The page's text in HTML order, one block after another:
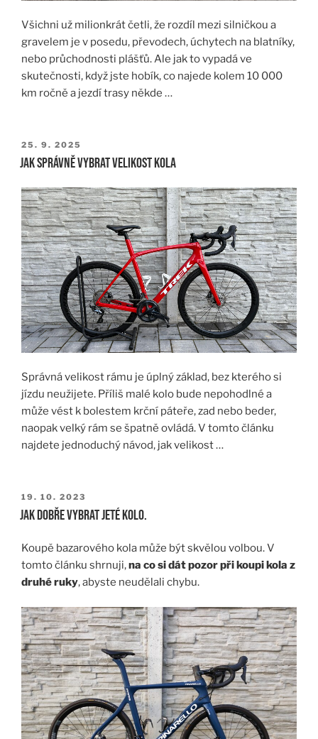
Všichni už milionkrát četli, že rozdíl mezi silničkou a
gravelem je v posedu, převodech, úchytech na blatníky,
nebo průchodnosti plášťů. Ale jak to vypadá ve
skutečnosti, když jste hobík, co najede kolem 10 000
km ročně a jezdí trasy někde …
PUBLIKOVÁNO
25. 9. 2025
Jak správně vybrat velikost kola
Správná velikost rámu je úplný základ, bez kterého si
jízdu neužijete. Příliš malé kolo bude nepohodlné a
může vést k bolestem krční páteře, zad nebo beder,
naopak velký rám se špatně ovládá. V tomto článku
najdete jednoduchý návod, jak velikost …
PUBLIKOVÁNO
19. 10. 2023
Jak dobře vybrat jeté kolo.
Koupě bazarového kola může být skvělou volbou. V
tomto článku shrnuji,na co si dát pozor při koupi kola z
druhé ruky, abyste neudělali chybu.